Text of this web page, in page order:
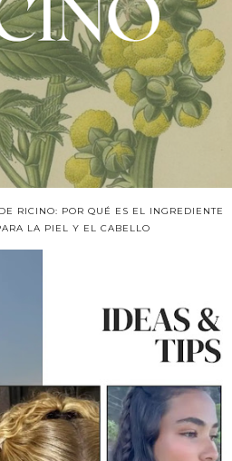
RICINO: POR QUÉ ES EL INGREDIENTE
LA PIEL Y EL CABELLO